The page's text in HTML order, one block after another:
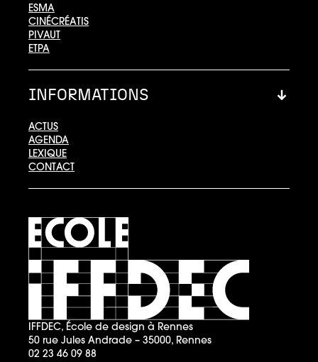
ESMA
CINÉCRÉATIS
PIVAUT
ETPA
INFORMATIONS
ACTUS
AGENDA
LEXIQUE
CONTACT
IFFDEC, École de design à Rennes
50 rue Jules Andrade – 35000, Rennes
02 23 46 09 88